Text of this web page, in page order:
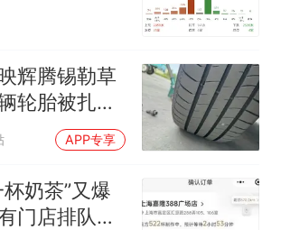
辉腾锡勒草
轮胎被扎，
价格高达千
情况通报
APP专享
奶茶”又爆
门店排队超